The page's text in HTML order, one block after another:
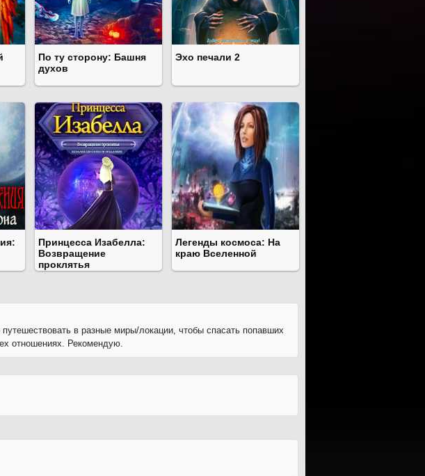
По ту сторону: Башня
духов
Эхо печали 2
Принцесса Изабелла:
Возвращение
проклятья
Легенды космоса: На
краю Вселенной
в разные миры/локации, чтобы спасать попавших
отношениях. Рекомендую.